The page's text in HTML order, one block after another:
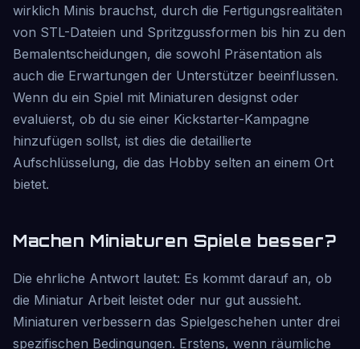
wirklich Minis brauchst, durch die Fertigungsrealitäten
von STL-Dateien und Spritzgussformen bis hin zu den
Bemalentscheidungen, die sowohl Präsentation als
auch die Erwartungen der Unterstützer beeinflussen.
Wenn du ein Spiel mit Miniaturen designst oder
evaluierst, ob du sie einer Kickstarter-Kampagne
hinzufügen sollst, ist dies die detaillierte
Aufschlüsselung, die das Hobby selten an einem Ort
bietet.
Machen Miniaturen Spiele besser?
Die ehrliche Antwort lautet: Es kommt darauf an, ob
die Miniatur Arbeit leistet oder nur gut aussieht.
Miniaturen verbessern das Spielgeschehen unter drei
spezifischen Bedingungen. Erstens, wenn räumliche